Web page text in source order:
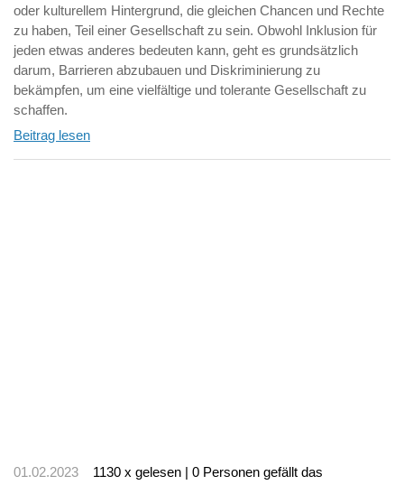
oder kulturellem Hintergrund, die gleichen Chancen und Rechte
zu haben, Teil einer Gesellschaft zu sein. Obwohl Inklusion für
jeden etwas anderes bedeuten kann, geht es grundsätzlich
darum, Barrieren abzubauen und Diskriminierung zu
bekämpfen, um eine vielfältige und tolerante Gesellschaft zu
schaffen.
Beitrag lesen
01.02.2023 1130 x gelesen | 0 Personen gefällt das